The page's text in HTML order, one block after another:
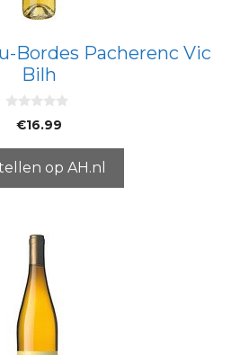
Bordes Pacherenc Vic
Bilh
5
€16.99
op AH.nl